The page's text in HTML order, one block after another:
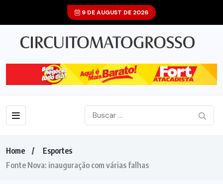
9 DE AUGUST DE 2026
Home
Esportes
Fonte Nova: inauguração com várias falhas